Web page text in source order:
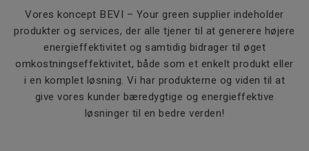
Vores koncept BEVI – Your green supplier indeholder
produkter og services, der alle tjener til at generere højere
energieffektivitet og samtidig bidrager til øget
omkostningseffektivitet, både som et enkelt produkt eller
i en komplet løsning. Vi har produkterne og viden til at
give vores kunder bæredygtige og energieffektive
løsninger til en bedre verden!